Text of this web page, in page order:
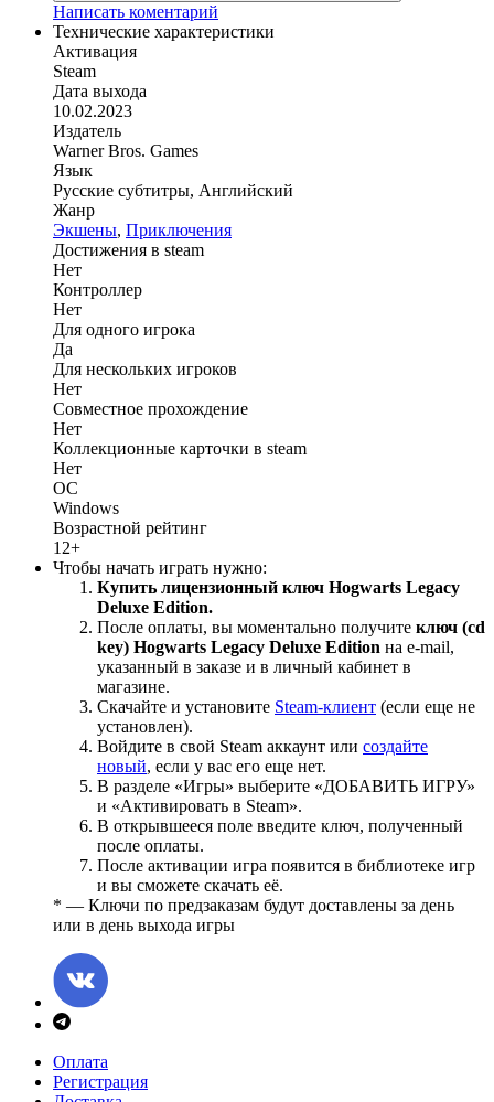
Написать коментарий
Технические характеристики
Активация
Steam
Дата выхода
10.02.2023
Издатель
Warner Bros. Games
Язык
Русские субтитры, Английский
Жанр
Экшены, Приключения
Достижения в steam
Нет
Контроллер
Нет
Для одного игрока
Да
Для нескольких игроков
Нет
Совместное прохождение
Нет
Коллекционные карточки в steam
Нет
ОС
Windows
Возрастной рейтинг
12+
Чтобы начать играть нужно:
Купить лицензионный ключ Hogwarts Legacy
Deluxe Edition.
После оплаты, вы моментально получите ключ (cd
key) Hogwarts Legacy Deluxe Edition на е-mail,
указанный в заказе и в личный кабинет в
магазине.
Скачайте и установите Steam-клиент (если еще не
установлен).
Войдите в свой Steam аккаунт или создайте
новый, если у вас его еще нет.
В разделе «Игры» выберите «ДОБАВИТЬ ИГРУ»
и «Активировать в Steam».
В открывшееся поле введите ключ, полученный
после оплаты.
После активации игра появится в библиотеке игр
и вы сможете скачать её.
* — Ключи по предзаказам будут доставлены за день
или в день выхода игры
Оплата
Регистрация